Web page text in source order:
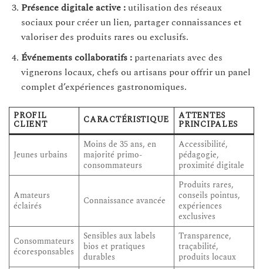
Présence digitale active :utilisation des réseaux
sociaux pour créer un lien, partager connaissances et
valoriser des produits rares ou exclusifs.
Événements collaboratifs :partenariats avec des
vignerons locaux, chefs ou artisans pour offrir un panel
complet d’expériences gastronomiques.
PROFIL
CLIENT CARACTÉRISTIQUE ATTENTES
PRINCIPALES
Jeunes urbains
Moins de 35 ans, en
majorité primo-
consommateurs
Accessibilité,
pédagogie,
proximité digitale
Amateurs
éclairés
Connaissance avancée
Produits rares,
conseils pointus,
expériences
exclusives
Consommateurs
écoresponsables
Sensibles aux labels
bios et pratiques
durables
Transparence,
traçabilité,
produits locaux